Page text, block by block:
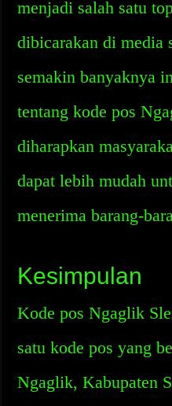
menjadi salah satu
dibicarakan di media
semakin banyaknya
tentang kode pos
diharapkan
dapat lebih mudah
menerima barang-
Kesimpulan
Kode pos Ngaglik
satu kode pos yang
Ngaglik, Kabupaten